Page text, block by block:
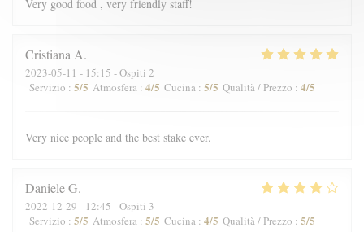
Very good food , very friendly staff!
CristianaA
2023-05-11 - 15:15 - Ospiti 2
Servizio : 5/5 Atmosfera : 4/5 Cucina : 5/5 Qualità / Prezzo : 4/5
Very nice people and the best stake ever.
DanieleG
2022-12-29 - 12:45 - Ospiti 3
Servizio : 5/5 Atmosfera : 5/5 Cucina : 4/5 Qualità / Prezzo : 5/5